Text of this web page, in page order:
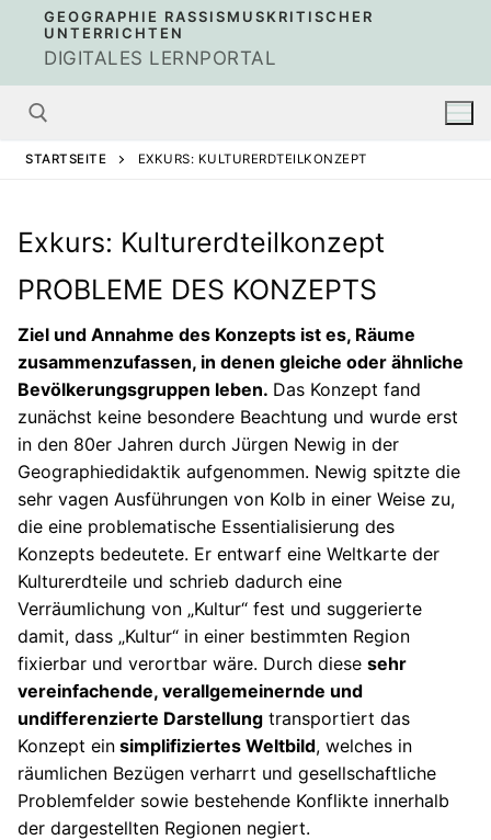
springen
GEOGRAPHIE RASSISMUSKRITISCHER
UNTERRICHTEN
DIGITALES LERNPORTAL
STARTSEITE EXKURS: KULTURERDTEILKONZEPT
Exkurs: Kulturerdteilkonzept
PROBLEME DES KONZEPTS
Ziel und Annahme des Konzepts ist es, Räume
zusammenzufassen, in denen gleiche oder ähnliche
Bevölkerungsgruppen leben. Das Konzept fand
zunächst keine besondere Beachtung und wurde erst
in den 80er Jahren durch Jürgen Newig in der
Geographiedidaktik aufgenommen. Newig spitzte die
sehr vagen Ausführungen von Kolb in einer Weise zu,
die eine problematische Essentialisierung des
Konzepts bedeutete. Er entwarf eine Weltkarte der
Kulturerdteile und schrieb dadurch eine
Verräumlichung von „Kultur“ fest und suggerierte
damit, dass „Kultur“ in einer bestimmten Region
fixierbar und verortbar wäre. Durch diese sehr
vereinfachende, verallgemeinernde und
undifferenzierte Darstellung transportiert das
Konzept ein simplifiziertes Weltbild, welches in
räumlichen Bezügen verharrt und gesellschaftliche
Problemfelder sowie bestehende Konflikte innerhalb
der dargestellten Regionen negiert.